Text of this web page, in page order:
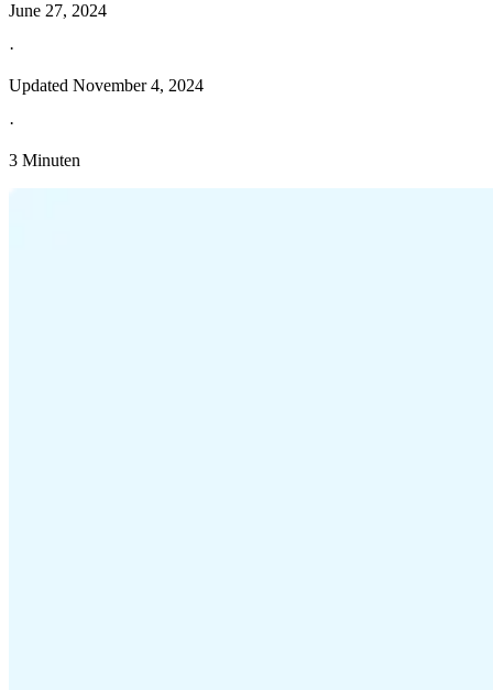
June 27, 2024
·
Updated November 4, 2024
·
3 Minuten